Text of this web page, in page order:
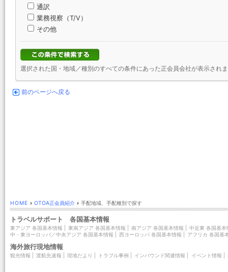
通訳
業務視察（T/V）
その他
選択された国・地域／種別のすべての条件にあった正会員会社が表示され
前のページへ戻る
HOME › OTOA正会員紹介 › 手配地域、手配種別で探す
トラベルサポート 各国基本情報
東アジア 各国基本情報 東南アジア 各国基本情報 南アジア 各国基本情報
中近東 各国基本
中・東ヨーロッパ／中央アジア 各国基本情報
西ヨーロッパ 各国基本情報 アフリカ 各国基
海外旅行現地情報
観光情報 渡航先速報 現地だより トラブル事例 インバウンド関連情報 イベント情報